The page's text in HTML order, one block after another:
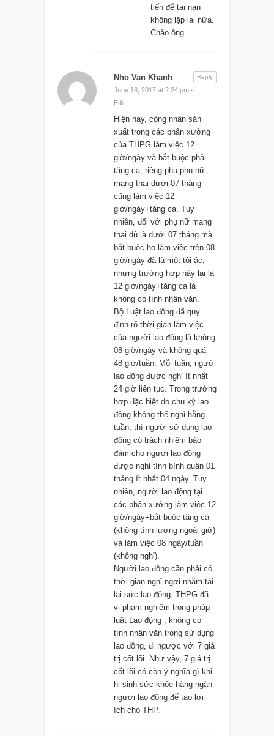
tiến để tai nạn
không lặp lại nữa.
Chào ông.
Nho Van Khanh
June 18, 2017 at 2:24 pm ·
Edit
Hiện nay, công nhân sản
xuất trong các phân xưởng
của THPG làm việc 12
giờ/ngày và bắt buộc phải
tăng ca, riêng phụ phụ nữ
mang thai dưới 07 tháng
cũng làm việc 12
giờ/ngày+tăng ca. Tuy
nhiên, đối với phụ nữ mang
thai dù là dưới 07 tháng mà
bắt buộc họ làm việc trên 08
giờ/ngày đã là một tội ác,
nhưng trường hợp này lại là
12 giờ/ngày+tăng ca là
không có tính nhân văn.
Bộ Luật lao động đã quy
định rõ thời gian làm việc
của người lao động là không
08 giờ/ngày và không quá
48 giờ/tuần. Mỗi tuần, người
lao động được nghỉ ít nhất
24 giờ liên tục. Trong trường
hợp đặc biệt do chu kỳ lao
động không thể nghỉ hằng
tuần, thì người sử dụng lao
động có trách nhiệm bảo
đảm cho người lao động
được nghỉ tính bình quân 01
tháng ít nhất 04 ngày. Tuy
nhiên, người lao động tại
các phân xưởng làm việc 12
giờ/ngày+bắt buộc tăng ca
(không tính lương ngoài giờ)
và làm việc 08 ngày/tuần
(không nghỉ).
Người lao động cần phải có
thời gian nghỉ ngơi nhằm tái
lại sức lao động, THPG đã
vi phạm nghiêm trọng pháp
luật Lao động , không có
tính nhân văn trong sử dụng
lao động, đi ngược với 7 giá
trị cốt lõi. Như vậy, 7 giá trị
cốt lõi có còn ý nghĩa gì khi
hi sinh sức khỏe hàng ngàn
người lao động để tạo lợi
ích cho THP.
Reply